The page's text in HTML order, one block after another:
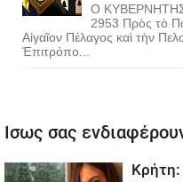
Ο
2953 Πρὸς τὸ
Αἰγαῖον Πέλαγος καὶ τὴν
Ἐπιτρόπο...